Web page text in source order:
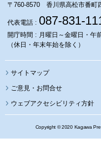
〒760-8570 香川県高松市番町
代表電話 : 087-831-
開庁時間 : 月曜日～金曜日・午
（休日・年末年始を除く）
サイトマップ
ウェブアクセシビリティ方針
Copyright © 2020 Kagawa